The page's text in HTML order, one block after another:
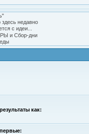
как: